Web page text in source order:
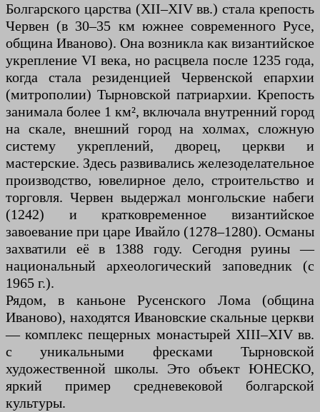
Болгарского царства (XII–XIV вв.) стала крепость
Червен (в 30–35 км южнее современного Русе,
община Иваново). Она возникла как византийское
укрепление VI века, но расцвела после 1235 года,
когда стала резиденцией Червенской епархии
(митрополии) Тырновской патриархии. Крепость
занимала более 1 км², включала внутренний город
на скале, внешний город на холмах, сложную
систему укреплений, дворец, церкви и
мастерские. Здесь развивались железоделательное
производство, ювелирное дело, строительство и
торговля. Червен выдержал монгольские набеги
(1242) и кратковременное византийское
завоевание при царе Ивайло (1278–1280). Османы
захватили её в 1388 году. Сегодня руины —
национальный археологический заповедник (с
1965 г.).
Рядом, в каньоне Русенского Лома (община
Иваново), находятся Ивановские скальные церкви
— комплекс пещерных монастырей XIII–XIV вв.
с уникальными фресками Тырновской
художественной школы. Это объект ЮНЕСКО,
яркий пример средневековой болгарской
культуры.